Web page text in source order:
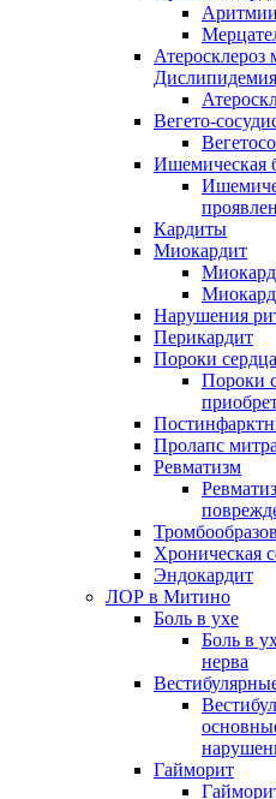
Атеросклероз
Вегето-
Ишемическая
Кардиты
Миокардит
Нарушения
Перикардит
Пороки сердца
Пороки
Пролапс
Ревматизм
Хроническая
Эндокардит
ЛОР в Митино
Боль в ухе
Боль в
нерва
Гайморит